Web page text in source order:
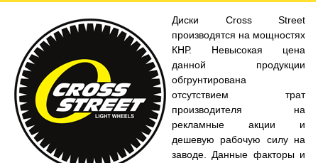
Диски Cross Street
производятся на мощностях
КНР. Невысокая цена
данной продукции
обгрунтирована
отсутствием трат
производителя на
рекламные акции и
дешевую рабочую силу на
заводе. Данные факторы и